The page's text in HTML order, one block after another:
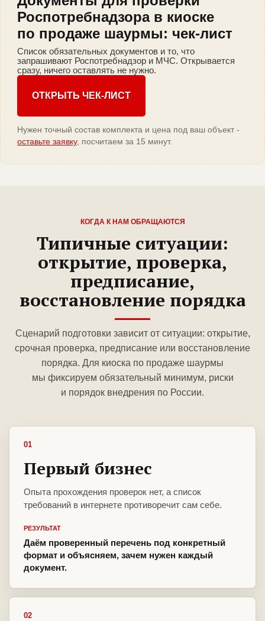
Роспотребнадзора в киоске
по продаже шаурмы: чек-лист
Список обязательных документов и то, что
запрашивают Роспотребнадзор и МЧС. Открывается
сразу, ничего оставлять не нужно.
ОТКРЫТЬ ЧЕК-ЛИСТ
Нужен точный состав комплекта и цена под ваш объект -
оставьте заявку, посчитаем за 15 минут.
КОГДА К НАМ ОБРАЩАЮТСЯ
Типичные ситуации:
открытие, проверка,
предписание,
восстановление порядка
Сценарий подготовки зависит от ситуации: открытие,
срочная проверка, предписание или восстановление
порядка. Для киоска по продаже шаурмы
мы фиксируем обязательный минимум, риски
и порядок внедрения по России.
01
Первый бизнес
Опыта прохождения проверок нет, а список
требований в интернете противоречит сам себе.
РЕЗУЛЬТАТ
Даём проверенный перечень под конкретный
формат и объясняем, зачем нужен каждый
документ.
02